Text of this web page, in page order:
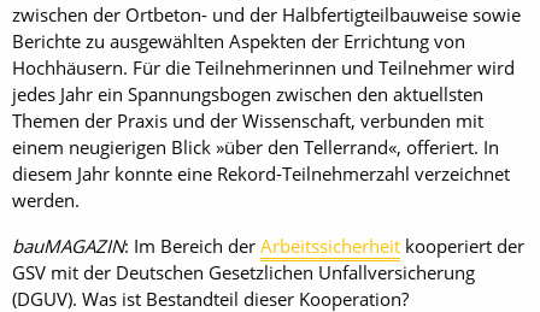
zwischen der Ortbeton- und der Halbfertigteilbauweise sowie
Berichte zu ausgewählten Aspekten der Errichtung von
Hochhäusern. Für die Teilnehmerinnen und Teilnehmer wird
jedes Jahr ein Spannungsbogen zwischen den aktuellsten
Themen der Praxis und der Wissenschaft, verbunden mit
einem neugierigen Blick »über den Tellerrand«, offeriert. In
diesem Jahr konnte eine Rekord-Teilnehmerzahl verzeichnet
werden.
bauMAGAZIN: Im Bereich der Arbeitssicherheit kooperiert der
GSV mit der Deutschen Gesetzlichen Unfallversicherung
(DGUV). Was ist Bestandteil dieser Kooperation?